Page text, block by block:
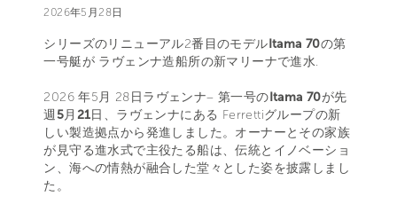
2026年5月28日
シリーズのリニューアル2番目のモデルItama 70の第
一号艇が ラヴェンナ造船所の新マリーナで進水.
2026 年5月 28日ラヴェンナ– 第一号のItama 70が先
週5月 21日、ラヴェンナにある Ferrettiグループの新
しい製造拠点から発進しました。オーナーとその家族
が見守る進水式で主役たる船は、伝統とイノベーショ
ン、海への情熱が融合した堂々とした姿を披露しまし
た。